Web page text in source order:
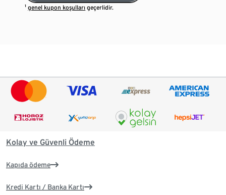
¹genel kupon koşulları geçerlidir.
Kolay ve Güvenli Ödeme
Kapıda ödeme
Kredi Kartı / Banka Kartı